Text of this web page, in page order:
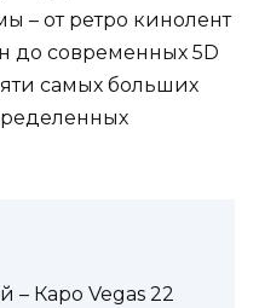
– от ретро кинолент
до современных 5D
самых больших
– Каро Vegas 22